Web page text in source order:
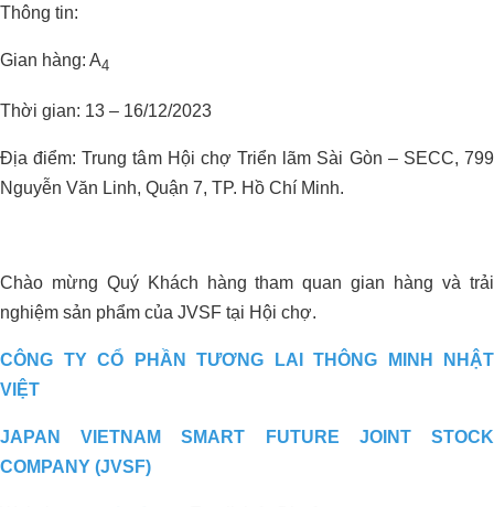
Thông tin:
Gian hàng: A4
Thời gian: 13 – 16/12/2023
Địa điểm: Trung tâm Hội chợ Triển lãm Sài Gòn – SECC, 799
Nguyễn Văn Linh, Quận 7, TP. Hồ Chí Minh.
Chào mừng Quý Khách hàng tham quan gian hàng và trải
nghiệm sản phẩm của JVSF tại Hội chợ.
CÔNG TY CỔ PHẦN TƯƠNG LAI THÔNG MINH NHẬT
VIỆT
JAPAN VIETNAM SMART FUTURE JOINT STOCK
COMPANY (JVSF)
Trang Trại Bò Sữa CNC